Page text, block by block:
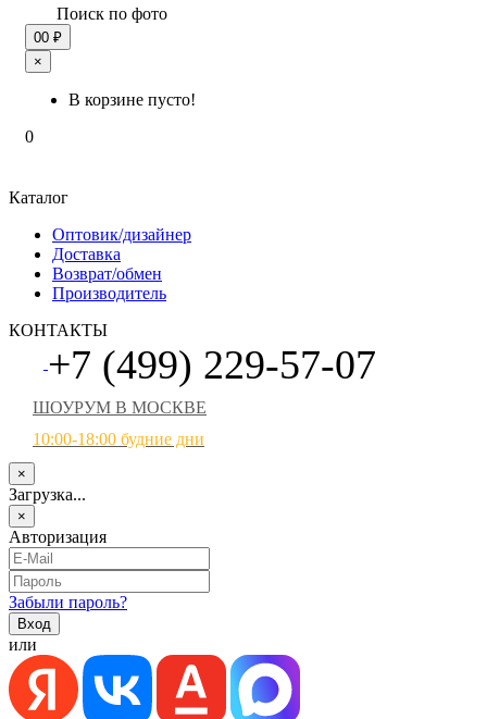
Поиск по фото
00 ₽
×
В корзине пусто!
0
Каталог
Оптовик/дизайнер
Доставка
Возврат/обмен
Производитель
КОНТАКТЫ
+7 (499) 229-57-07
ШОУРУМ В МОСКВЕ
10:00-18:00 будние дни
×
Загрузка...
×
Авторизация
Забыли пароль?
или